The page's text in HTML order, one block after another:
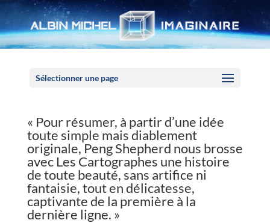
Sélectionner une page
« Pour résumer, à partir d’une idée
toute simple mais diablement
originale, Peng Shepherd nous brosse
avec Les Cartographes une histoire
de toute beauté, sans artifice ni
fantaisie, tout en délicatesse,
captivante de la première à la
dernière ligne. »
Panneau de gestion des cookies